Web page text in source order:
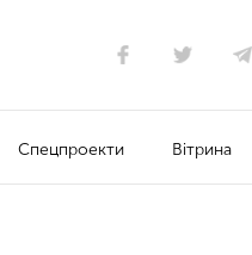
Спецпроекти Вітрина